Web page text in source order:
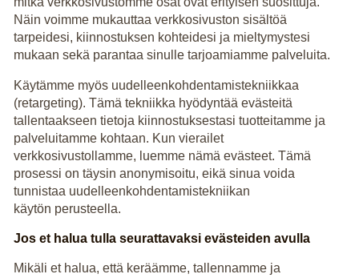
Näin voimme mukauttaa verkkosivuston sisältöä
tarpeidesi, kiinnostuksen kohteidesi ja mieltymystesi
mukaan sekä parantaa sinulle tarjoamiamme palveluita.
Käytämme myös uudelleenkohdentamistekniikkaa
(retargeting). Tämä tekniikka hyödyntää evästeitä
tallentaakseen tietoja kiinnostuksestasi tuotteitamme ja
palveluitamme kohtaan. Kun vierailet
verkkosivustollamme, luemme nämä evästeet. Tämä
prosessi on täysin anonymisoitu, eikä sinua voida
tunnistaa uudelleenkohdentamistekniikan
käytön perusteella.
Jos et halua tulla seurattavaksi evästeiden avulla
Mikäli et halua, että keräämme, tallennamme ja